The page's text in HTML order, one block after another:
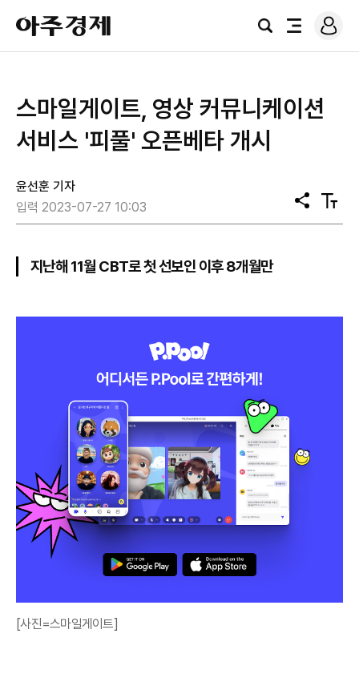
아
주
경
검
전
로
그
스마일게이트, 영상 커뮤니케이션
서비스 '피풀' 오픈베타 개시
윤선훈 기자
입력 2023-07-27 10:03
공
유
텍
스
지난해 11월 CBT로 첫 선보인 이후 8개월만
[사진=스마일게이트]